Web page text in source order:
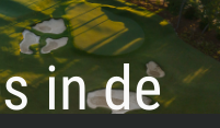
in de